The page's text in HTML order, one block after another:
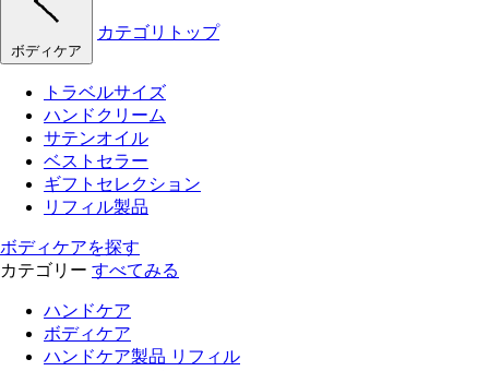
ボディケア
カテゴリトップ
トラベルサイズ
ハンドクリーム
サテンオイル
ベストセラー
ギフトセレクション
リフィル製品
ボディケアを探す
カテゴリー すべてみる
ハンドケア
ボディケア
ハンドケア製品 リフィル